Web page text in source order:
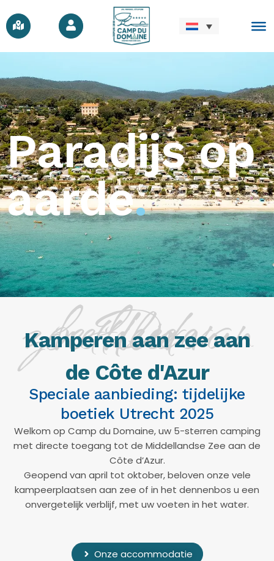
Paradijs op
aarde.
De zoetheid van het leven
Kamperen aan zee aan
de Côte d'Azur
Speciale aanbieding: tijdelijke
boetiek Utrecht 2025
Welkom op Camp du Domaine, uw 5-sterren camping
met directe toegang tot de Middellandse Zee aan de
Côte d’Azur.
Geopend van april tot oktober, beloven onze vele
kampeerplaatsen aan zee of in het dennenbos u een
onvergetelijk verblijf, met uw voeten in het water.
Onze accommodatie